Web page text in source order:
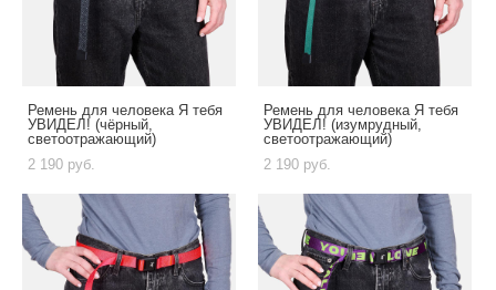
Ремень для человека Я тебя
УВИДЕЛ! (чёрный,
светоотражающий)
2 190 pуб.
Ремень для человека Я тебя
УВИДЕЛ! (изумрудный,
светоотражающий)
2 190 pуб.